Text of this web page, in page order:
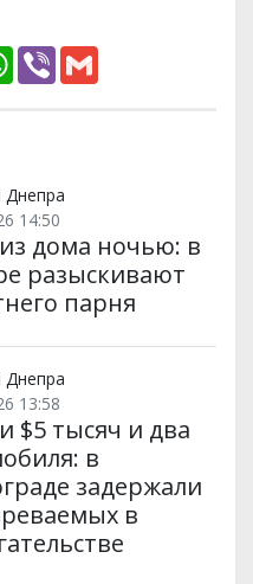
W
h
p
V
Днепра
14:50
дома ночью: в
разыскивают
парня
Днепра
13:58
$5 тысяч и два
в
задержали
в